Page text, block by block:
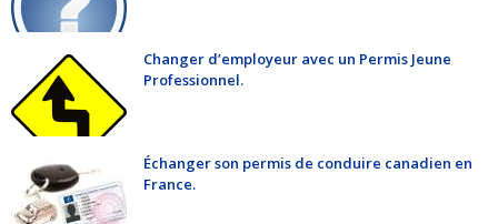
Changer d’employeur avec un Permis Jeune
Professionnel.
Échanger son permis de conduire canadien en
France.